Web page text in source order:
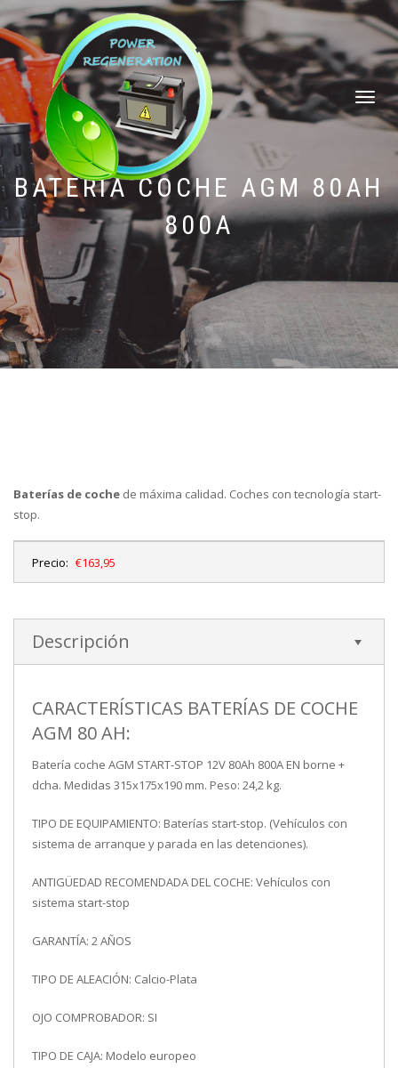
CAMBIAR
BATERÍA COCHE AGM 80AH
800A
Baterías de coche de máxima calidad. Coches con tecnología start-
stop.
Precio: €163,95
Descripción
CARACTERÍSTICAS BATERÍAS DE COCHE
AGM 80 AH:
Batería coche AGM START-STOP 12V 80Ah 800A EN borne +
dcha. Medidas 315x175x190 mm. Peso: 24,2 kg.
TIPO DE EQUIPAMIENTO: Baterías start-stop. (Vehículos con
sistema de arranque y parada en las detenciones).
ANTIGÜEDAD RECOMENDADA DEL COCHE: Vehículos con
sistema start-stop
GARANTÍA: 2 AÑOS
TIPO DE ALEACIÓN: Calcio-Plata
OJO COMPROBADOR: SI
TIPO DE CAJA: Modelo europeo